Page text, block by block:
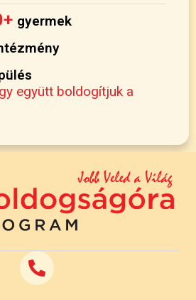
gyermek
együtt boldogítjuk a